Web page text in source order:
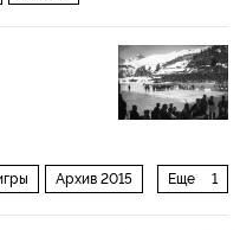
Еще 1
Архив 2015